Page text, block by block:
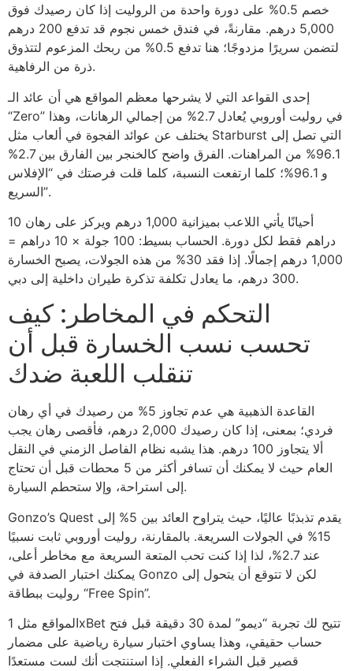
خصم 0.5% على دورة واحدة من الروليت إذا كان رصيدك فوق
5,000 درهم. مقارنةً، في فندق خمس نجوم قد تدفع 200 درهم
لتضمن سريرًا مزدوجًا؛ هنا تدفع 0.5% من ربحك المزعوم لتتذوق
ذرة من الرفاهية.
إحدى القواعد التي لا يشرحها معظم المواقع هي أن عائد الـ
“Zero” في روليت أوروبي يُعادل 2.7% من إجمالي الرهانات، وهذا
يختلف عن عوائد الفجوة في ألعاب مثل Starburst التي تصل إلى
96.1% من المراهنات. الفرق واضح كالخنجر بين الفارق بين 2.7%
و 96.1%؛ كلما ارتفعت النسبة، كلما قلت فرصتك في “الإفلاس
السريع”.
أحيانًا يأتي اللاعب بميزانية 1,000 درهم ويركز على رهان 10
دراهم فقط لكل دورة. الحساب بسيط: 100 جولة × 10 دراهم =
1,000 درهم إجمالًا. إذا فقد 30% من هذه الجولات، يصبح الخسارة
300 درهم، ما يعادل تكلفة تذكرة طيران داخلية إلى دبي.
التحكم في المخاطر: كيف
تحسب نسب الخسارة قبل أن
تنقلب اللعبة ضدك
القاعدة الذهبية هي عدم تجاوز 5% من رصيدك في أي رهان
فردي؛ بمعنى، إذا كان رصيدك 2,000 درهم، فأقصى رهان يجب
ألا يتجاوز 100 درهم. هذا يشبه نظام الفاصل الزمني في النقل
العام حيث لا يمكنك أن تسافر أكثر من 5 محطات قبل أن تحتاج
إلى استراحة، وإلا ستحطم السيارة.
Gonzo’s Quest يقدم تذبذبًا عاليًا، حيث يتراوح العائد بين 5% إلى
15% في الجولات السريعة. بالمقارنة، روليت أوروبي ثابت نسبيًا
عند 2.7%، لذا إذا كنت تحب المتعة السريعة مع مخاطر أعلى،
يمكنك اختبار الصدفة في Gonzo لكن لا تتوقع أن يتحول إلى
روليت ببطاقة “Free Spin”.
المواقع مثل 1xBet تتيح لك تجربة “ديمو” لمدة 30 دقيقة قبل فتح
حساب حقيقي، وهذا يساوي اختبار سيارة رياضية على مضمار
قصير قبل الشراء الفعلي. إذا استنتجت أنك لست مستعدًا